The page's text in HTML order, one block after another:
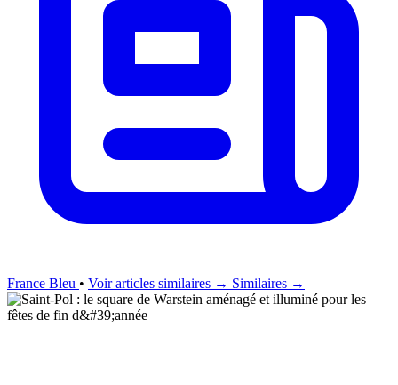
France Bleu • Voir articles similaires → Similaires →